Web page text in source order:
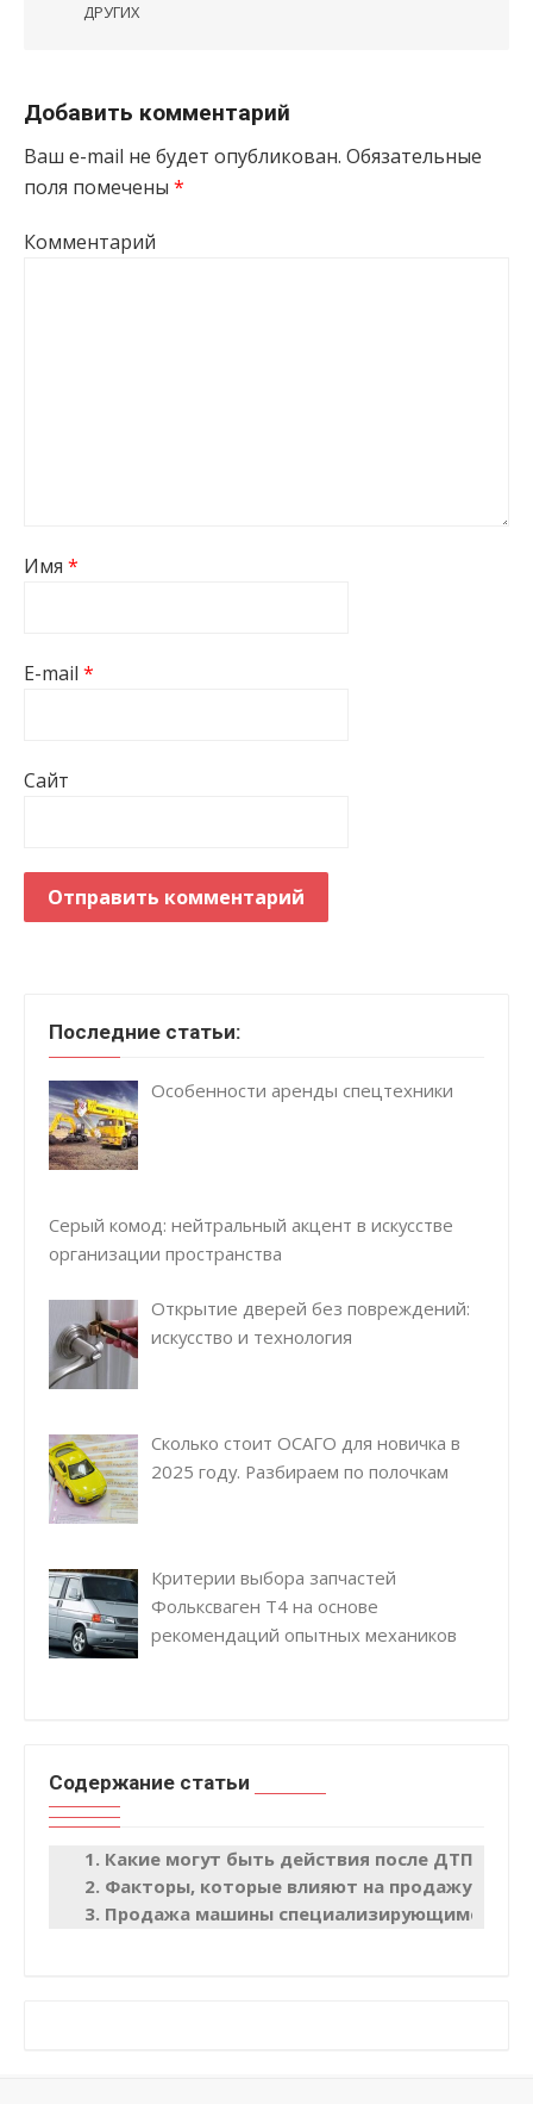
ДРУГИХ
Добавить комментарий
Ваш e-mail не будет опубликован. Обязательные
поля помечены *
Комментарий
Имя *
E-mail *
Сайт
Последние статьи:
Особенности аренды спецтехники
Серый комод: нейтральный акцент в искусстве
организации пространства
Открытие дверей без повреждений:
искусство и технология
Сколько стоит ОСАГО для новичка в
2025 году. Разбираем по полочкам
Критерии выбора запчастей
Фольксваген Т4 на основе
рекомендаций опытных механиков
Содержание статьи
Какие могут быть действия после ДТП
Факторы, которые влияют на продажу
Продажа машины специализирующимся